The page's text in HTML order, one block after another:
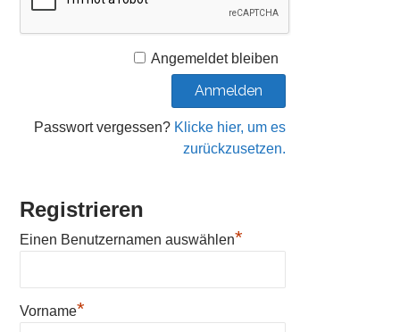
Angemeldet bleiben
Passwort vergessen? Klicke hier, um es
zurückzusetzen.
Registrieren
Einen Benutzernamen auswählen*
Vorname*